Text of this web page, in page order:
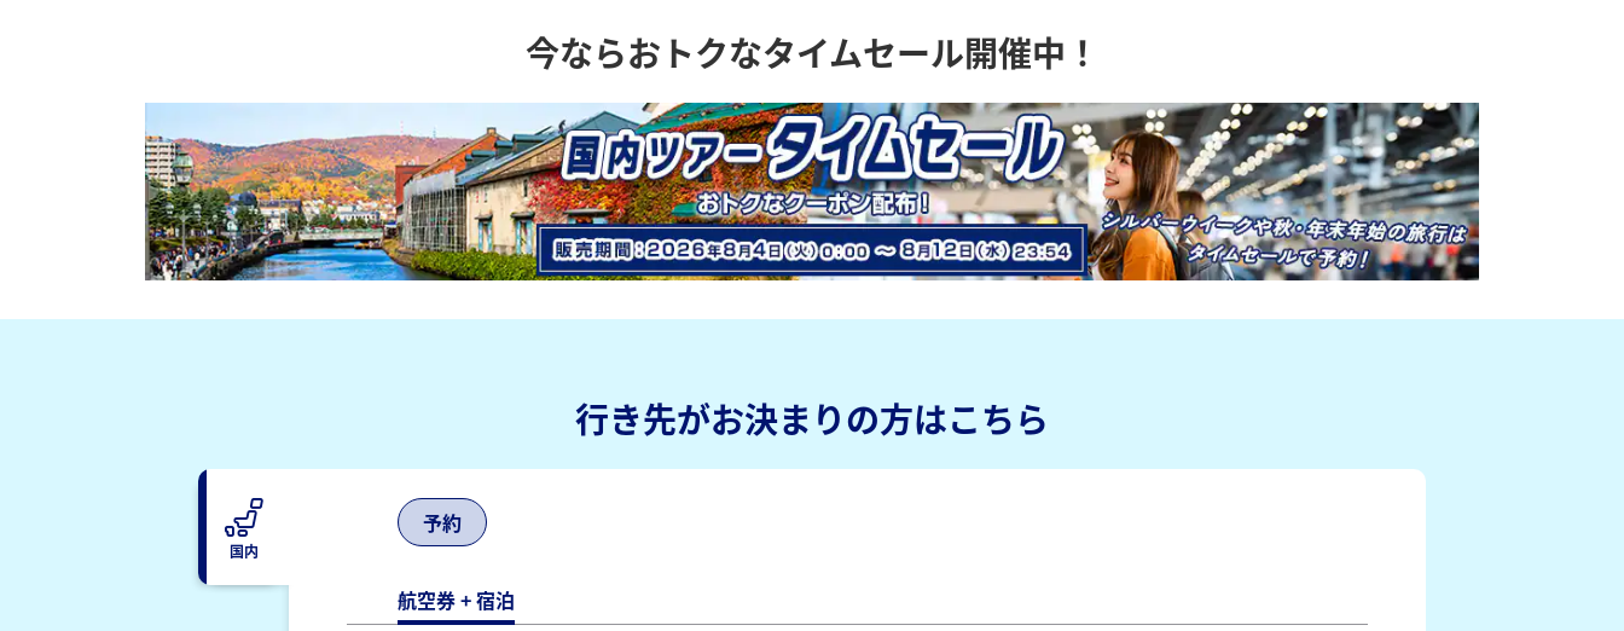
今ならおトクなタイムセール開催中！
行き先がお決まりの方はこちら
国内
予約
航空券 + 宿泊